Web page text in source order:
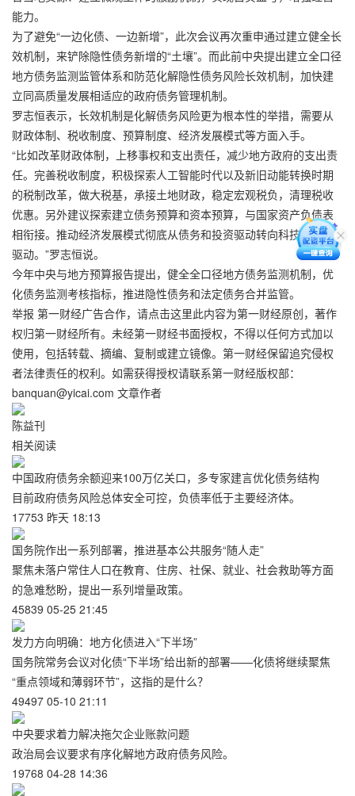
能力。
为了避免“一边化债、一边新增”，此次会议再次重申通过建立健全长
效机制，来铲除隐性债务新增的“土壤”。而此前中央提出建立全口径
地方债务监测监管体系和防范化解隐性债务风险长效机制，加快建
立同高质量发展相适应的政府债务管理机制。
罗志恒表示，长效机制是化解债务风险更为根本性的举措，需要从
财政体制、税收制度、预算制度、经济发展模式等方面入手。
“比如改革财政体制，上移事权和支出责任，减少地方政府的支出责
任。完善税收制度，积极探索人工智能时代以及新旧动能转换时期
的税制改革，做大税基，承接土地财政，稳定宏观税负，清理税收
优惠。另外建议探索建立债务预算和资本预算，与国家资产负债表
相衔接。推动经济发展模式彻底从债务和投资驱动转向科技和消费
驱动。”罗志恒说。
今年中央与地方预算报告提出，健全全口径地方债务监测机制，优
化债务监测考核指标，推进隐性债务和法定债务合并监管。
举报 第一财经广告合作，请点击这里此内容为第一财经原创，著作
权归第一财经所有。未经第一财经书面授权，不得以任何方式加以
使用，包括转载、摘编、复制或建立镜像。第一财经保留追究侵权
者法律责任的权利。如需获得授权请联系第一财经版权部：
banquan@yicai.com 文章作者
陈益刊
相关阅读
中国政府债务余额迎来100万亿关口，多专家建言优化债务结构
目前政府债务风险总体安全可控，负债率低于主要经济体。
17753 昨天 18:13
国务院作出一系列部署，推进基本公共服务“随人走”
聚焦未落户常住人口在教育、住房、社保、就业、社会救助等方面
的急难愁盼，提出一系列增量政策。
45839 05-25 21:45
发力方向明确：地方化债进入“下半场”
国务院常务会议对化债“下半场”给出新的部署——化债将继续聚焦
“重点领域和薄弱环节”，这指的是什么？
49497 05-10 21:11
中央要求着力解决拖欠企业账款问题
政治局会议要求有序化解地方政府债务风险。
19768 04-28 14:36